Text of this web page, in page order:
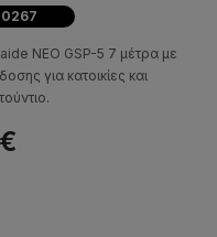
NEO GSP-5 7 μέτρα με
για κατοικίες και